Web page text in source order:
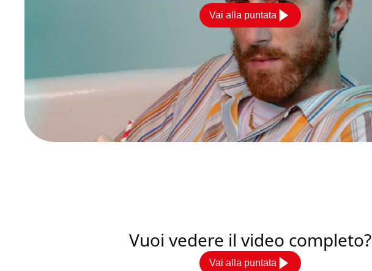
Vai alla puntata
Vuoi vedere il video completo?
Vai alla puntata